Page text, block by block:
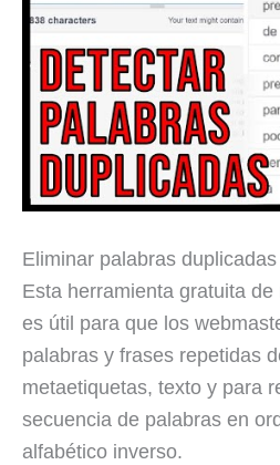
Eliminar palabras
Esta herramienta gratuita
es útil para que los
palabras y frases repetidas
metaetiquetas, texto y para
secuencia de palabras en
alfabético inverso.